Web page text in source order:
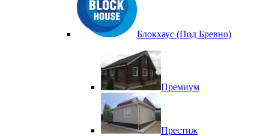
Блокхаус (Под Бревно)
Премиум
Престиж